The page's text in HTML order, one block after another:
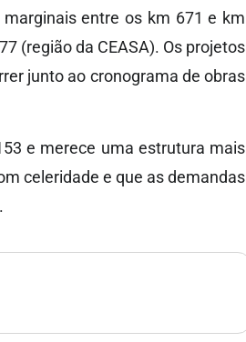
entre os km 671 e km
(região da CEASA). Os projetos
junto ao cronograma de obras
e merece uma estrutura mais
celeridade e que as demandas